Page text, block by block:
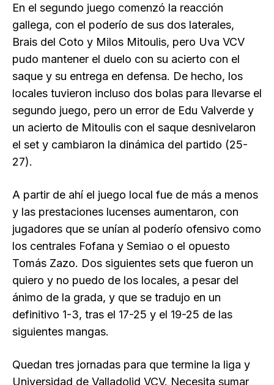
En el segundo juego comenzó la reacción
gallega, con el poderío de sus dos laterales,
Brais del Coto y Milos Mitoulis, pero Uva VCV
pudo mantener el duelo con su acierto con el
saque y su entrega en defensa. De hecho, los
locales tuvieron incluso dos bolas para llevarse el
segundo juego, pero un error de Edu Valverde y
un acierto de Mitoulis con el saque desnivelaron
el set y cambiaron la dinámica del partido (25-
27).
A partir de ahí el juego local fue de más a menos
y las prestaciones lucenses aumentaron, con
jugadores que se unían al poderío ofensivo como
los centrales Fofana y Semiao o el opuesto
Tomás Zazo. Dos siguientes sets que fueron un
quiero y no puedo de los locales, a pesar del
ánimo de la grada, y que se tradujo en un
definitivo 1-3, tras el 17-25 y el 19-25 de las
siguientes mangas.
Quedan tres jornadas para que termine la liga y
Universidad de Valladolid VCV. Necesita sumar